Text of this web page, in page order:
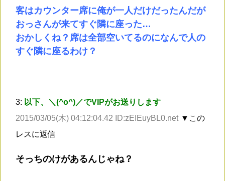
客はカウンター席に俺が一人だけだったんだが
おっさんが来てすぐ隣に座った…
おかしくね？席は全部空いてるのになんで人の
すぐ隣に座るわけ？
3: 以下、＼(^o^)／でVIPがお送りします
2015/03/05(木) 04:12:04.42 ID:zEIEuyBL0.net ▼この
レスに返信
そっちのけがあるんじゃね？